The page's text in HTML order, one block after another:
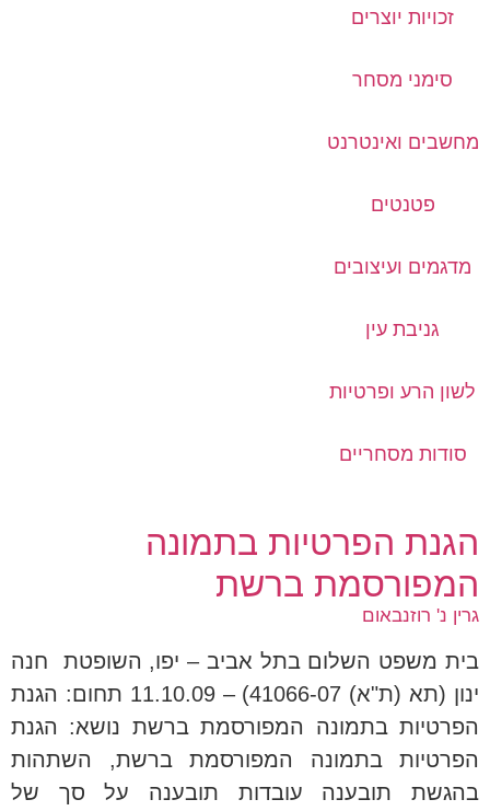
זכויות יוצרים
סימני מסחר
מחשבים ואינטרנט
פטנטים
מדגמים ועיצובים
גניבת עין
לשון הרע ופרטיות
סודות מסחריים
הגנת הפרטיות בתמונה
המפורסמת ברשת
גרין נ' רוזנבאום
בית משפט השלום בתל אביב – יפו, השופטת חנה
ינון (תא (ת"א) 41066-07) – 11.10.09 תחום: הגנת
הפרטיות בתמונה המפורסמת ברשת נושא: הגנת
הפרטיות בתמונה המפורסמת ברשת, השתהות
בהגשת תובענה עובדות תובענה על סך של